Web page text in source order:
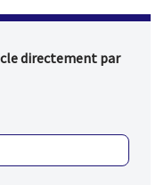
directement par